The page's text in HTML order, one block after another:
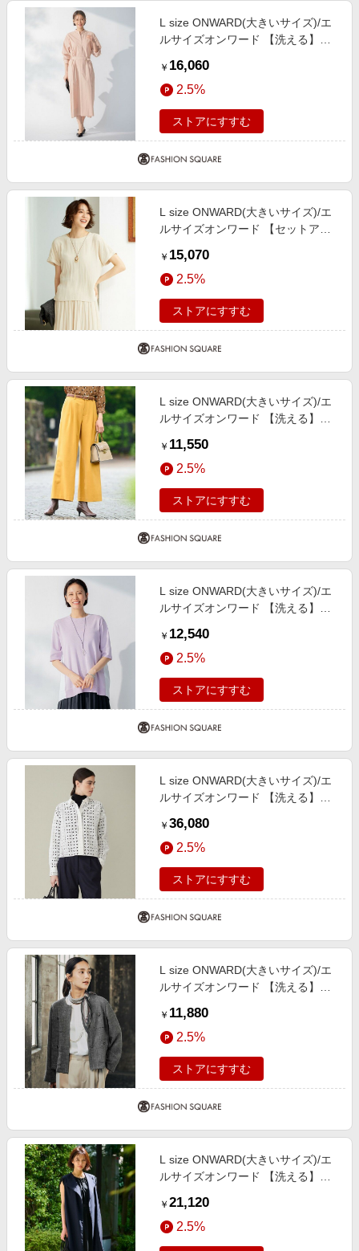
L size ONWARD(大きいサイズ)/エ
ルサイズオンワード 【洗える】ス
ンピース ピンク系 46
￥ 16,060
2.5%
ストアにすすむ
L size ONWARD(大きいサイズ)/エ
ルサイズオンワード 【セットアッ
ト ジャージーコンカットソー ベー
ジュ系 44
￥ 15,070
2.5%
ストアにすすむ
L size ONWARD(大きいサイズ)/エ
ルサイズオンワード 【洗える】ビ
ロー系 46
￥ 11,550
2.5%
ストアにすすむ
L size ONWARD(大きいサイズ)/エ
ルサイズオンワード 【洗える】ハ
ックデザイン プルオーバーニット
ライラック系 46
￥ 12,540
2.5%
ストアにすすむ
L size ONWARD(大きいサイズ)/エ
ルサイズオンワード 【洗える】ス
プドシャツ オフホワイト系 42
￥ 36,080
2.5%
ストアにすすむ
L size ONWARD(大きいサイズ)/エ
ルサイズオンワード 【洗える】ハ
カットソー オフ 44
￥ 11,880
2.5%
ストアにすすむ
L size ONWARD(大きいサイズ)/エ
ルサイズオンワード 【洗える】テ
ビー系 44
￥ 21,120
2.5%